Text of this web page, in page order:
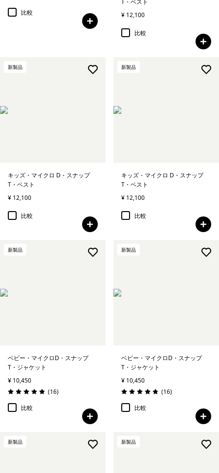
比較
T・ベスト
¥ 12,100
比較
新製品
キッズ・マイクロ D・スナップ
T・ベスト
¥ 12,100
比較
新製品
キッズ・マイクロ D・スナップ
T・ベスト
¥ 12,100
比較
新製品
ベビー・マイクロD・スナップ
T・ジャケット
¥ 10,450
評価: 4.9 / 5
(16レビュー
)
比較
新製品
ベビー・マイクロD・スナップ
T・ジャケット
¥ 10,450
評価: 4.9 / 5
(16レビュー
)
比較
新製品 新製品